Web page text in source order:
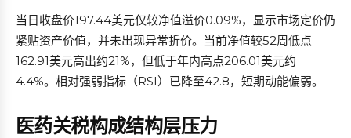
当日收盘价197.44美元仅较净值溢价0.09%，显示市场定价仍
紧贴资产价值，并未出现异常折价。当前净值较52周低点
162.91美元高出约21%，但低于年内高点206.01美元约
4.4%。相对强弱指标（RSI）已降至42.8，短期动能偏弱。
医药关税构成结构层压力